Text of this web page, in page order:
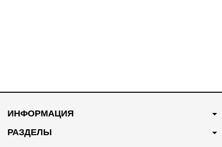
350 грн Купить
Тройник системы
400 грн Купить
ИНФОРМАЦИЯ
РАЗДЕЛЫ